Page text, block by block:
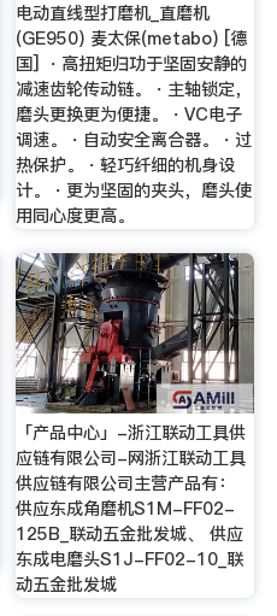
电动直线型打磨机_直磨机
(GE950) 麦太保(metabo) [德
国] ・高扭矩归功于坚固安静的
减速齿轮传动链。・主轴锁定，
磨头更换更为便捷。・VC电子
调速。・自动安全离合器。・过
热保护。・轻巧纤细的机身设
计。・更为坚固的夹头，磨头使
用同心度更高。
「产品中心」-浙江联动工具供
应链有限公司-网浙江联动工具
供应链有限公司主营产品有：
供应东成角磨机S1M-FF02-
125B_联动五金批发城、 供应
东成电磨头S1J-FF02-10_联
动五金批发城